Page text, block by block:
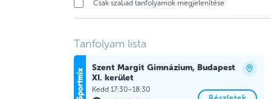
Csak szabad tanfolyamok megjelenítése
Tanfolyam lista
Szent Margit Gimnázium, Budapest
XI. kerület
Kedd 17:30–18:30